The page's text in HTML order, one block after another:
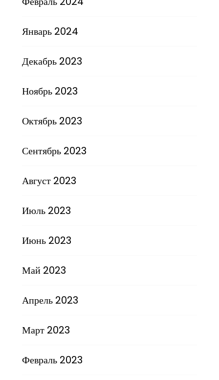
Январь 2024
Декабрь 2023
Ноябрь 2023
Октябрь 2023
Сентябрь 2023
Август 2023
Июль 2023
Июнь 2023
Май 2023
Апрель 2023
Март 2023
Февраль 2023